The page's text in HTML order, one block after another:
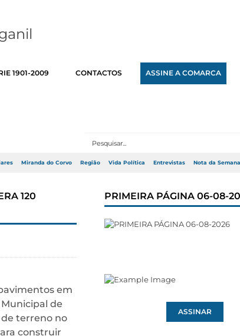
1901-2009 CONTACTOS ASSINE A COMARCA
Miranda do Corvo Região Vida Política Entrevistas Nota da Semana
120
em
de
terreno no
construir
PRIMEIRA PÁGINA 06-08-
ASSINAR